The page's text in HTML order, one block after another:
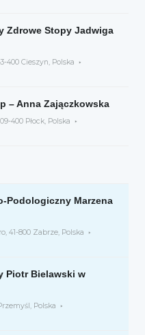
Zdrowe Stopy Jadwiga
400 Cieszyn, Polska
– Anna Zajączkowska
400 Płock, Polska
Podologiczny Marzena
41-800 Zabrze, Polska
Piotr Bielawski w
Polska